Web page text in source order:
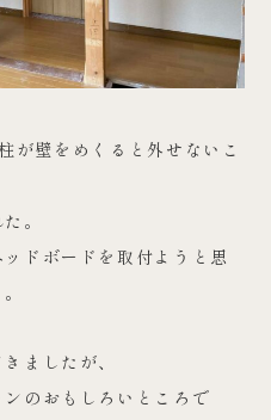
壁をめくると外せないこ
。
ドボードを取付ようと思
ましたが、
のおもしろいところで